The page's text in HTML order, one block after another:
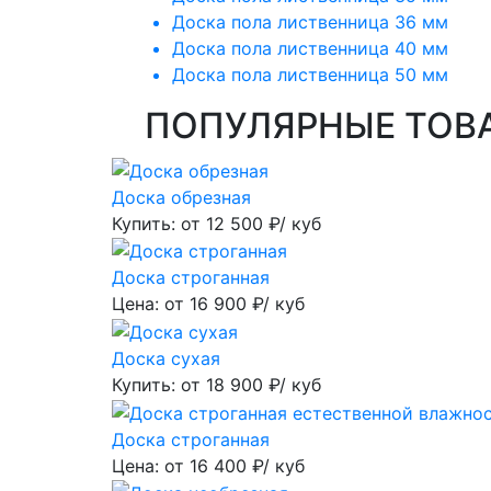
Доска пола лиственница 36 мм
Доска пола лиственница 40 мм
Доска пола лиственница 50 мм
ПОПУЛЯРНЫЕ
Доска обрезная
Купить: от 12 500 ₽/ куб
Доска строганная
Цена: от 16 900 ₽/ куб
Доска сухая
Купить: от 18 900 ₽/ куб
Доска строганная
Цена: от 16 400 ₽/ куб